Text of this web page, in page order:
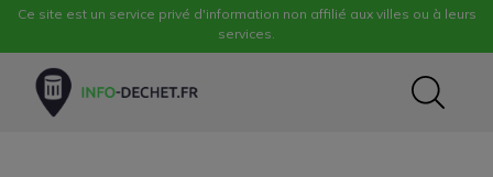
Ce site est un service privé d'information non affilié aux villes ou à leurs
services.